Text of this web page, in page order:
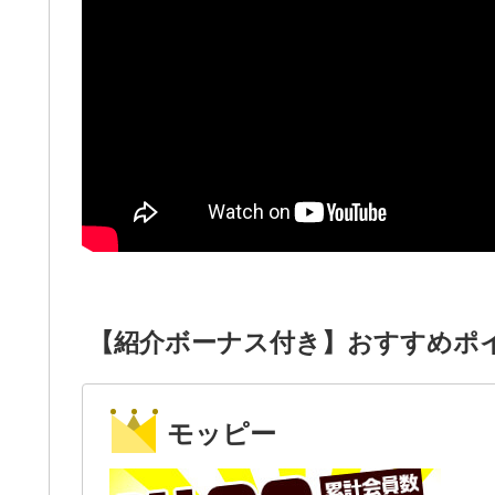
【紹介ボーナス付き】おすすめ
モッピー